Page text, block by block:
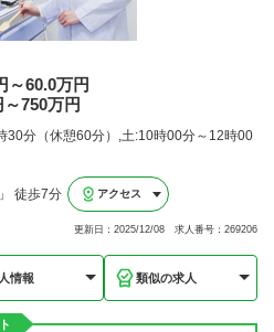
～60.0万円
～750万円
30分（休憩60分）,土:10時00分～12時00
徒歩7分 アクセス
更新日：2025/12/08 求人番号：269206
情報 類似の求人